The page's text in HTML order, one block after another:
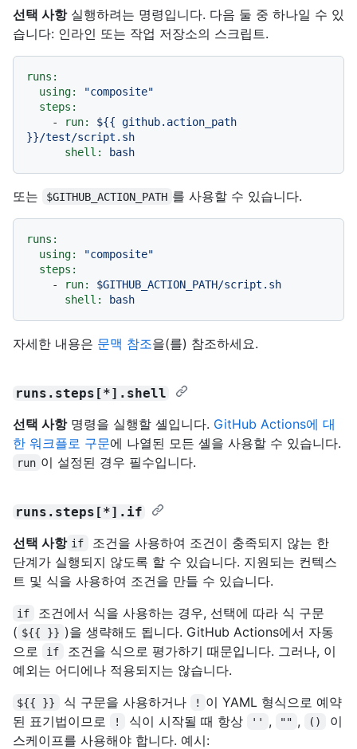
선택 사항실행하려는 명령입니다. 다음 둘 중 하나일 수 있
습니다: 인라인 또는 작업 저장소의 스크립트.
runs:
using:
"composite"
steps:
-
run: ${{ github.action_path
}}/test/script.sh
shell:
bash
또는 $GITHUB_ACTION_PATH 를 사용할 수 있습니다.
runs:
using:
"composite"
steps:
-
run:
$GITHUB_ACTION_PATH/script.sh
shell:
bash
자세한 내용은 문맥 참조을(를) 참조하세요.
runs.steps[*].shell
선택 사항명령을 실행할 셸입니다. GitHub Actions에 대
한 워크플로 구문에 나열된 모든 셸을 사용할 수 있습니다.
run 이 설정된 경우 필수입니다.
runs.steps[*].if
선택 사항 if
조건을 사용하여 조건이 충족되지 않는 한
단계가 실행되지 않도록 할 수 있습니다. 지원되는 컨텍스
트 및 식을 사용하여 조건을 만들 수 있습니다.
if
조건에서 식을 사용하는 경우, 선택에 따라 식 구문
( ${{ }} )을 생략해도 됩니다. GitHub Actions에서 자동
으로
if
조건을 식으로 평가하기 때문입니다. 그러나, 이
예외는 어디에나 적용되지는 않습니다.
${{ }} 식 구문을 사용하거나 !
이 YAML 형식으로 예약
된 표기법이므로
! 식이 시작될 때 항상 '' , "" , ()
이
스케이프를 사용해야 합니다. 예시: